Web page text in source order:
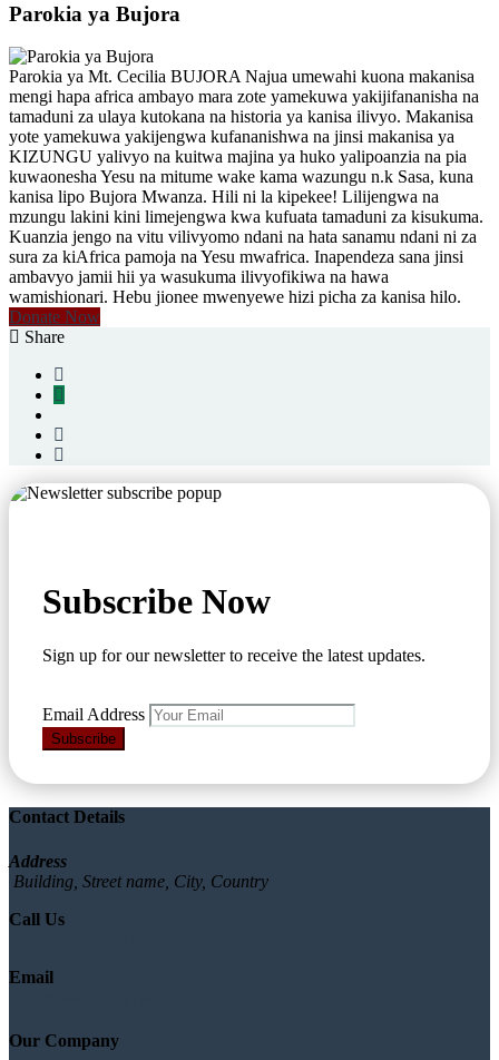
Parokia ya Bujora
Parokia ya Mt. Cecilia BUJORA Najua umewahi kuona makanisa
mengi hapa africa ambayo mara zote yamekuwa yakijifananisha na
tamaduni za ulaya kutokana na historia ya kanisa ilivyo. Makanisa
yote yamekuwa yakijengwa kufananishwa na jinsi makanisa ya
KIZUNGU yalivyo na kuitwa majina ya huko yalipoanzia na pia
kuwaonesha Yesu na mitume wake kama wazungu n.k Sasa, kuna
kanisa lipo Bujora Mwanza. Hili ni la kipekee! Lilijengwa na
mzungu lakini kini limejengwa kwa kufuata tamaduni za kisukuma.
Kuanzia jengo na vitu vilivyomo ndani na hata sanamu ndani ni za
sura za kiAfrica pamoja na Yesu mwafrica. Inapendeza sana jinsi
ambavyo jamii hii ya wasukuma ilivyofikiwa na hawa
wamishionari. Hebu jionee mwenyewe hizi picha za kanisa hilo.
Donate Now
Share
Subscribe Now
Sign up for our newsletter to receive the latest updates.
Email Address
Subscribe
Contact Details
Address
Building, Street name, City, Country
Call Us
Email
Our Company